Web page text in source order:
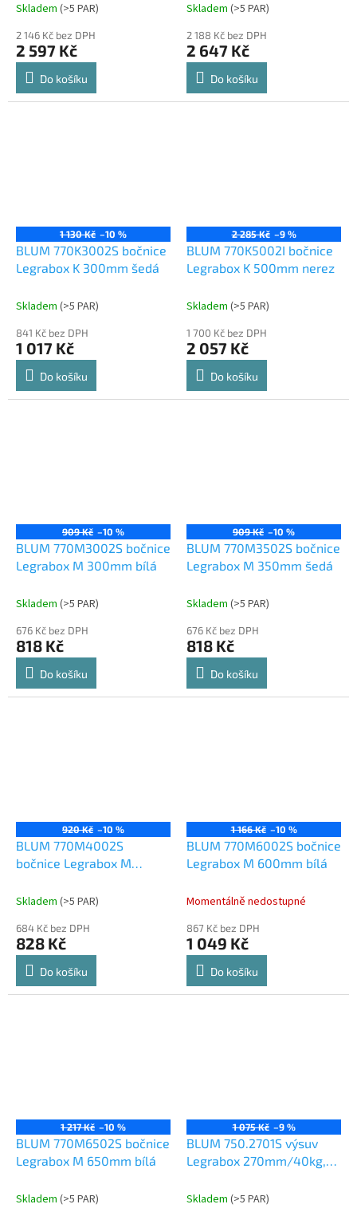
Skladem (>5 PAR)
2 146 Kč bez DPH
2 597 Kč
Do košíku
Skladem (>5 PAR)
2 188 Kč bez DPH
2 647 Kč
Do košíku
1 130 Kč –10 %
BLUM 770K3002S bočnice
Legrabox K 300mm šedá
Skladem (>5 PAR)
841 Kč bez DPH
1 017 Kč
Do košíku
2 285 Kč –9 %
BLUM 770K5002I bočnice
Legrabox K 500mm nerez
Skladem (>5 PAR)
1 700 Kč bez DPH
2 057 Kč
Do košíku
909 Kč –10 %
BLUM 770M3002S bočnice
Legrabox M 300mm bílá
Skladem (>5 PAR)
676 Kč bez DPH
818 Kč
Do košíku
909 Kč –10 %
BLUM 770M3502S bočnice
Legrabox M 350mm šedá
Skladem (>5 PAR)
676 Kč bez DPH
818 Kč
Do košíku
920 Kč –10 %
BLUM 770M4002S
bočnice Legrabox M
Skladem (>5 PAR)
684 Kč bez DPH
828 Kč
Do košíku
1 166 Kč –10 %
BLUM 770M6002S bočnice
Legrabox M 600mm bílá
Momentálně nedostupné
867 Kč bez DPH
1 049 Kč
Do košíku
1 217 Kč –10 %
BLUM 770M6502S bočnice
Legrabox M 650mm bílá
Skladem (>5 PAR)
1 075 Kč –9 %
BLUM 750.2701S výsuv
Legrabox 270mm/40kg,
Skladem (>5 PAR)